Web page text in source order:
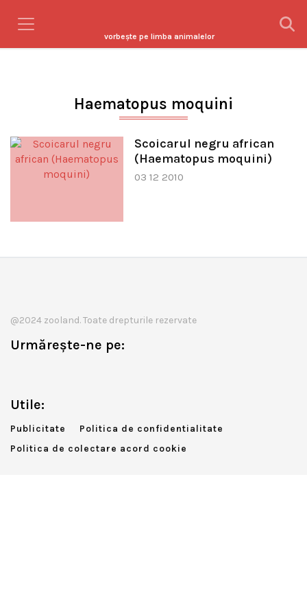
vorbeşte pe limba animalelor
Haematopus moquini
Scoicarul negru african
(Haematopus moquini)
03 12 2010
@2024 zooland. Toate drepturile rezervate
Urmărește-ne pe:
Utile:
Publicitate
Politica de confidentialitate
Politica de colectare acord cookie